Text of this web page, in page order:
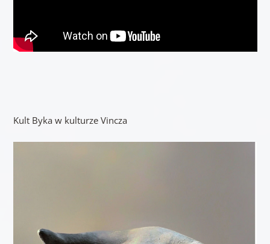
Kult Byka w kulturze Vincza